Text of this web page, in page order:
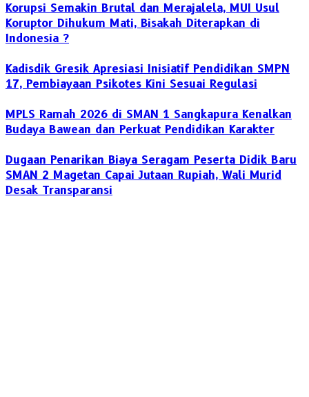
Korupsi Semakin Brutal dan Merajalela, MUI Usul
Koruptor Dihukum Mati, Bisakah Diterapkan di
Indonesia ?
Kadisdik Gresik Apresiasi Inisiatif Pendidikan SMPN
17, Pembiayaan Psikotes Kini Sesuai Regulasi
MPLS Ramah 2026 di SMAN 1 Sangkapura Kenalkan
Budaya Bawean dan Perkuat Pendidikan Karakter
Dugaan Penarikan Biaya Seragam Peserta Didik Baru
SMAN 2 Magetan Capai Jutaan Rupiah, Wali Murid
Desak Transparansi